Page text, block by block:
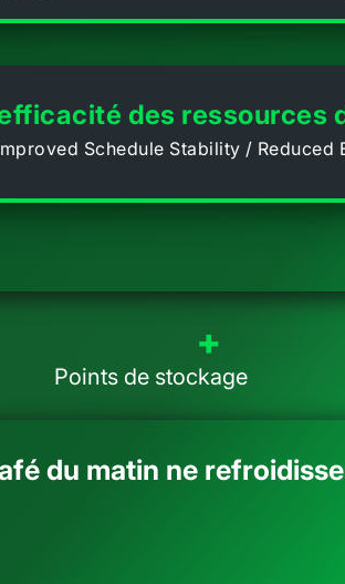
des ressources
Schedule Stability / Reduced
+
Points de stockage
du matin ne